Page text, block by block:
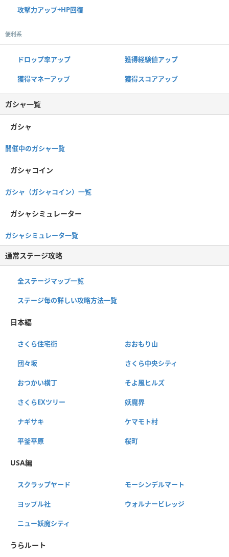
攻撃力アップ+HP回復
便利系
ドロップ率アップ 獲得経験値アップ
獲得マネーアップ 獲得スコアアップ
ガシャ一覧
ガシャ
開催中のガシャ一覧
ガシャコイン
ガシャ（ガシャコイン）一覧
ガシャシミュレーター
ガシャシミュレータ一覧
通常ステージ攻略
全ステージマップ一覧
ステージ毎の詳しい攻略方法一覧
日本編
さくら住宅街 おおもり山
団々坂 さくら中央シティ
おつかい横丁 そよ風ヒルズ
さくらEXツリー 妖魔界
ナギサキ ケマモト村
平釜平原 桜町
USA編
スクラップヤード モーシンデルマート
ヨップル社 ウォルナービレッジ
ニュー妖魔シティ
うらルート